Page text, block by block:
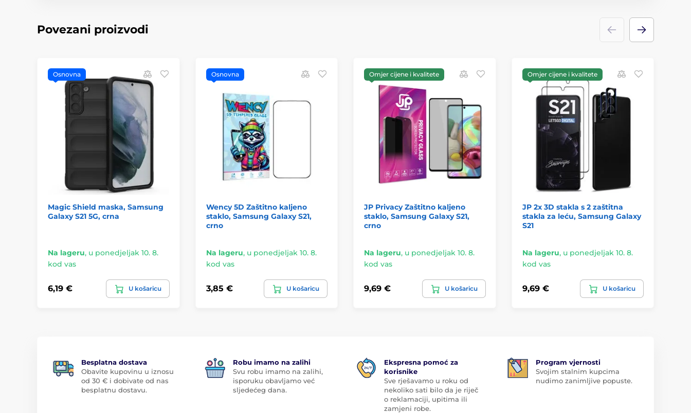
Povezani proizvodi
Osnovna
Magic Shield maska, Samsung
Galaxy S21 5G, crna
Na lageru, u ponedjeljak 10. 8.
kod vas
6,19 € U košaricu
Osnovna
Wency 5D Zaštitno kaljeno
staklo, Samsung Galaxy S21,
crno
Na lageru, u ponedjeljak 10. 8.
kod vas
3,85 € U košaricu
Omjer cijene i kvalitete
JP Privacy Zaštitno kaljeno
staklo, Samsung Galaxy S21,
crno
Na lageru, u ponedjeljak 10. 8.
kod vas
9,69 € U košaricu
Omjer cijene i kvalitete
JP 2x 3D stakla s 2 zaštitna
stakla za leću, Samsung Galaxy
S21
Na lageru, u ponedjeljak 10. 8.
kod vas
9,69 € U košaricu
Besplatna dostava
Obavite kupovinu u iznosu
od 30 € i dobivate od nas
besplatnu dostavu.
Robu imamo na zalihi
Svu robu imamo na zalihi,
isporuku obavljamo već
sljedećeg dana.
Ekspresna pomoć za
korisnike
Sve rješavamo u roku od
nekoliko sati bilo da je riječ
o reklamaciji, upitima ili
zamjeni robe.
Program vjernosti
Svojim stalnim kupcima
nudimo zanimljive popuste.